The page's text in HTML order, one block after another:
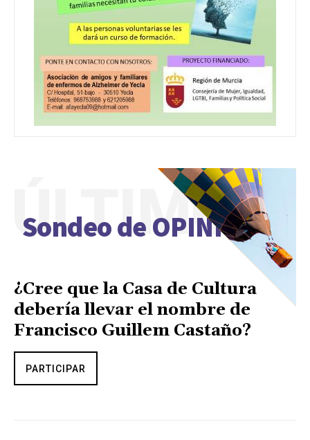
Sondeo de OPINIÓN
ÚLTIMO
¿Cree que la Casa de Cultura
debería llevar el nombre de
Francisco Guillem Castaño?
PARTICIPAR